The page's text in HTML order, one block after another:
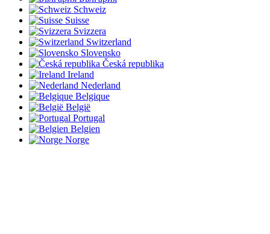
Schweiz
Suisse
Svizzera
Switzerland
Slovensko
Česká republika
Ireland
Nederland
Belgique
België
Portugal
Belgien
Norge